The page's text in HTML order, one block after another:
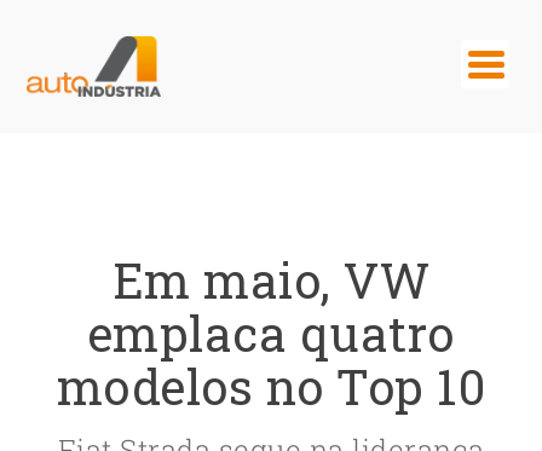
Em maio, VW
emplaca quatro
modelos no Top 10